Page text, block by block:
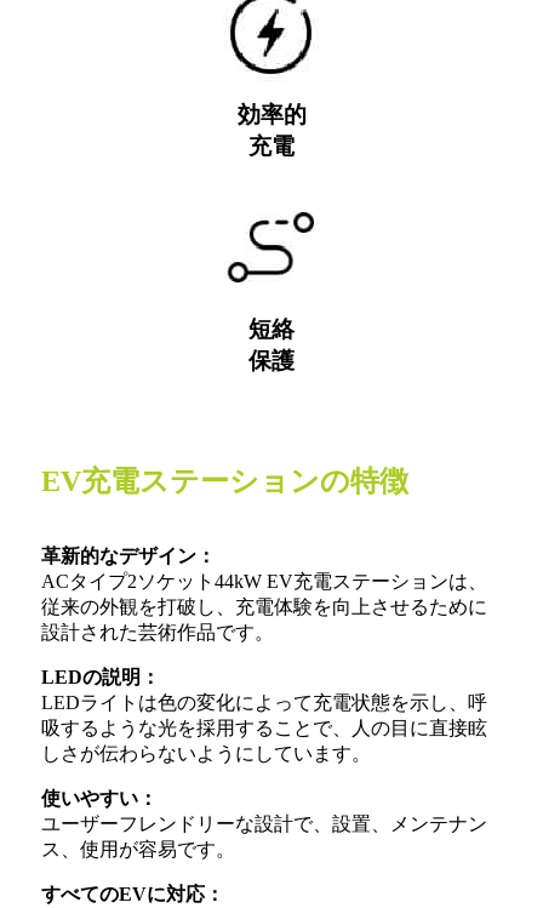
効率的
充電
短絡
保護
EV充電ステーションの特徴
革新的なデザイン：
ACタイプ2ソケット44kW EV充電ステーションは、
従来の外観を打破し、充電体験を向上させるために
設計された芸術作品です。
LEDの説明：
LEDライトは色の変化によって充電状態を示し、呼
吸するような光を採用することで、人の目に直接眩
しさが伝わらないようにしています。
使いやすい：
ユーザーフレンドリーな設計で、設置、メンテナン
ス、使用が容易です。
すべてのEVに対応：